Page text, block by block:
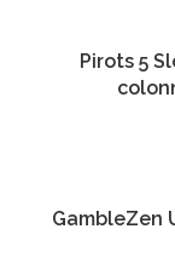
Pirots 5
GambleZen